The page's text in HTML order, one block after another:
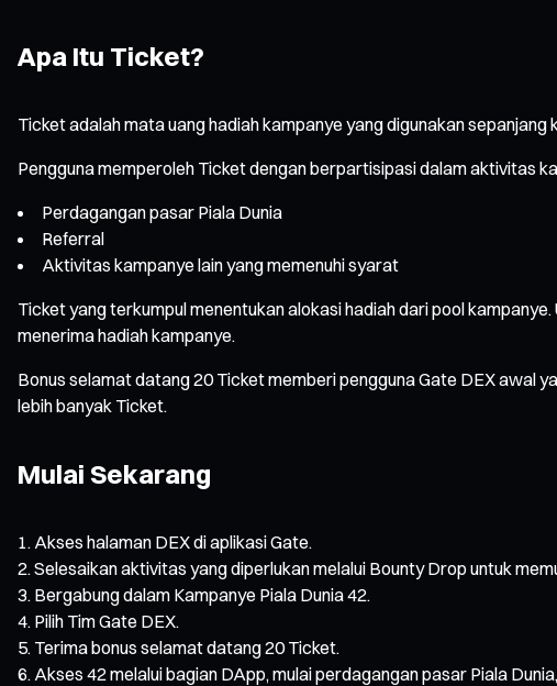
Apa Itu Ticket?
Ticket adalah mata uang hadiah kampanye yang digunakan sepanjang
Pengguna memperoleh Ticket dengan berpartisipasi dalam aktivitas
Perdagangan pasar Piala Dunia
Referral
Aktivitas kampanye lain yang memenuhi syarat
Ticket yang terkumpul menentukan alokasi hadiah dari pool
menerima hadiah kampanye.
Bonus selamat datang 20 Ticket memberi pengguna Gate DEX awal
lebih banyak Ticket.
Mulai Sekarang
Akses halaman DEX di aplikasi Gate.
Selesaikan aktivitas yang diperlukan melalui Bounty Drop untuk
Bergabung dalam Kampanye Piala Dunia 42.
Pilih Tim Gate DEX.
Terima bonus selamat datang 20 Ticket.
Akses 42 melalui bagian DApp, mulai perdagangan pasar Piala